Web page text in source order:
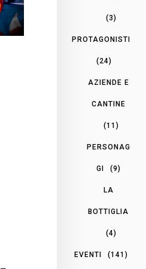
(3)
PROTAGONISTI
(24)
AZIENDE E
CANTINE
(11)
PERSONAG
GI (9)
LA
BOTTIGLIA
(4)
EVENTI (141)